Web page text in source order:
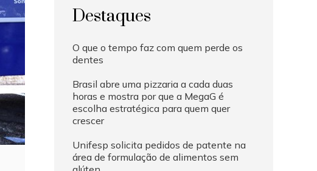
Destaques
O que o tempo faz com quem perde os
dentes
Brasil abre uma pizzaria a cada duas
horas e mostra por que a MegaG é
escolha estratégica para quem quer
crescer
Unifesp solicita pedidos de patente na
área de formulação de alimentos sem